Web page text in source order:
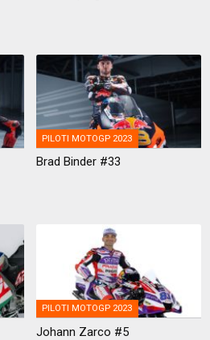
PILOTI MOTOGP 2023
Brad Binder #33
PILOTI MOTOGP 2023
Johann Zarco #5